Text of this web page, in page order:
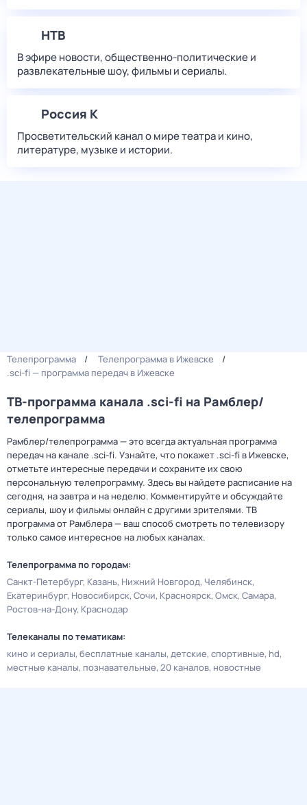
НТВ
В эфире новости, общественно-политические и
развлекательные шоу, фильмы и сериалы.
Россия К
Просветительский канал о мире театра и кино,
литературе, музыке и истории.
Телепрограмма
Телепрограмма в Ижевске
.sci-fi — программа передач в Ижевске
ТВ-программа канала .sci-fi на Рамблер/
телепрограмма
Рамблер/телепрограмма — это всегда актуальная программа
передач на канале .sci-fi. Узнайте, что покажет .sci-fi в Ижевске,
отметьте интересные передачи и сохраните их свою
персональную телепрограмму. Здесь вы найдете расписание на
сегодня, на завтра и на неделю. Комментируйте и обсуждайте
сериалы, шоу и фильмы онлайн с другими зрителями. ТВ
программа от Рамблера — ваш способ смотреть по телевизору
только самое интересное на любых каналах.
Телепрограмма по городам:
Санкт-Петербург Казань Нижний Новгород Челябинск
Екатеринбург Новосибирск Сочи Красноярск Омск Самара
Ростов-на-Дону Краснодар
Телеканалы по тематикам:
кино и сериалы бесплатные каналы детские спортивные hd
местные каналы познавательные 20 каналов новостные